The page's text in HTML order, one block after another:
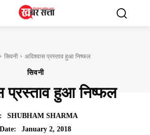
सिवनी अविश्वास प्रस्ताव हुआ निष्फल
सिवनी
प्रस्ताव हुआ निष्फल
SHUBHAM SHARMA
Date:
January 2, 2018